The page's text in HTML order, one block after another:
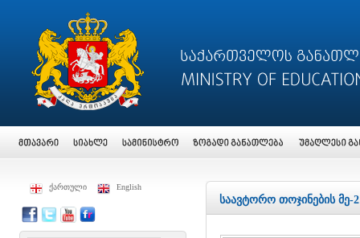
ქართული English
საავტორო თოჯინების